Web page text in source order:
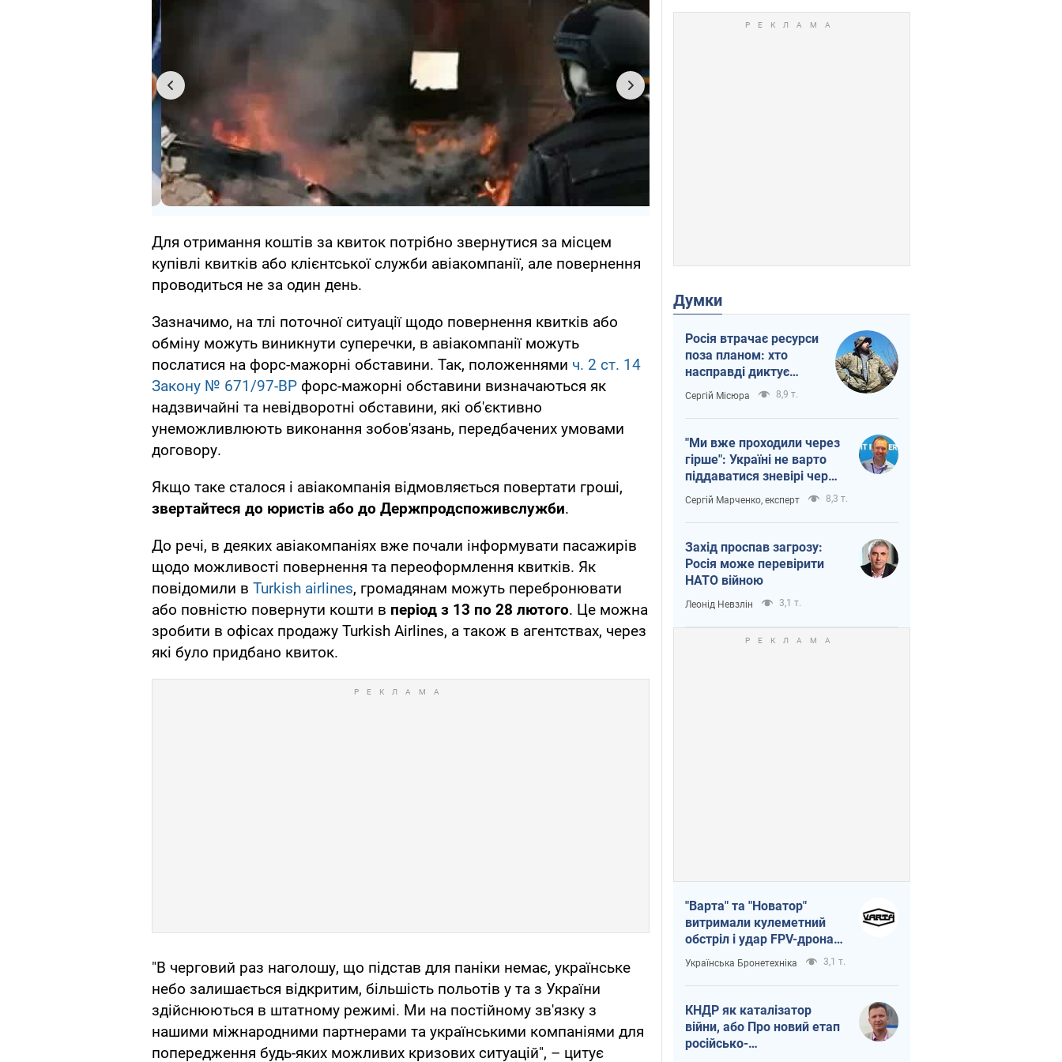
Для отримання коштів за квиток потрібно звернутися за місцем
купівлі квитків або клієнтської служби авіакомпанії, але повернення
проводиться не за один день.
Зазначимо, на тлі поточної ситуації щодо повернення квитків або
обміну можуть виникнути суперечки, в авіакомпанії можуть
послатися на форс-мажорні обставини. Так, положеннями ч. 2 ст. 14
Закону № 671/97-ВР форс-мажорні обставини визначаються як
надзвичайні та невідворотні обставини, які об'єктивно
унеможливлюють виконання зобов'язань, передбачених умовами
договору.
Якщо таке сталося і авіакомпанія відмовляється повертати гроші,
звертайтеся до юристів або до Держпродспоживслужби.
До речі, в деяких авіакомпаніях вже почали інформувати пасажирів
щодо можливості повернення та переоформлення квитків. Як
повідомили в Turkish airlines, громадянам можуть перебронювати
або повністю повернути кошти в період з 13 по 28 лютого. Це можна
зробити в офісах продажу Turkish Airlines, а також в агентствах, через
які було придбано квиток.
"В черговий раз наголошу, що підстав для паніки немає, українське
небо залишається відкритим, більшість польотів у та з України
здійснюються в штатному режимі. Ми на постійному зв'язку з
нашими міжнародними партнерами та українськими компаніями для
попередження будь-яких можливих кризових ситуацій", – цитує
Думки
Росія втрачає ресурси
поза планом: хто
насправді диктує
темп війни
Сергій Місюра 8,9 т.
"Ми вже проходили через
гірше": Україні не варто
піддаватися зневірі через
ракетний терор
Сергій Марченко, експерт 8,3 т.
Захід проспав загрозу:
Росія може перевірити
НАТО війною
Леонід Невзлін 3,1 т.
"Варта" та "Новатор"
витримали кулеметний
обстріл і удар FPV-дрона,
врятувавши життя
офіцеру ЗСУ
Українська Бронетехніка 3,1 т.
КНДР як каталізатор
війни, або Про новий етап
російсько-